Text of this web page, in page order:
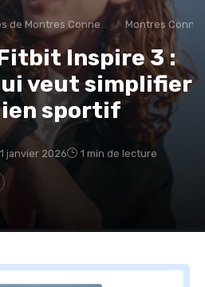
de Montres Connectées Montres
Inspire 3 :
veut simplifier
sportif
janvier 2026 1 min de lecture